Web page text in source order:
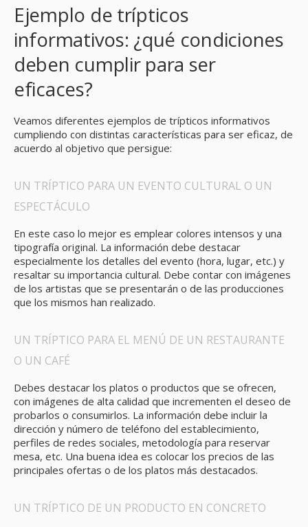
Ejemplo de trípticos
informativos: ¿qué condiciones
deben cumplir para ser
eficaces?
Veamos diferentes ejemplos de trípticos informativos
cumpliendo con distintas características para ser eficaz, de
acuerdo al objetivo que persigue:
UN TRÍPTICO PARA UN EVENTO CULTURAL O UN
ESPECTÁCULO
En este caso lo mejor es emplear colores intensos y una
tipografía original. La información debe destacar
especialmente los detalles del evento (hora, lugar, etc.) y
resaltar su importancia cultural. Debe contar con imágenes
de los artistas que se presentarán o de las producciones
que los mismos han realizado.
UN TRÍPTICO PARA EL MENÚ DE UN RESTAURANTE
O UN CAFÉ
Debes destacar los platos o productos que se ofrecen,
con imágenes de alta calidad que incrementen el deseo de
probarlos o consumirlos. La información debe incluir la
dirección y número de teléfono del establecimiento,
perfiles de redes sociales, metodología para reservar
mesa, etc. Una buena idea es colocar los precios de las
principales ofertas o de los platos más destacados.
UN TRÍPTICO DE UN PRODUCTO EN CONCRETO